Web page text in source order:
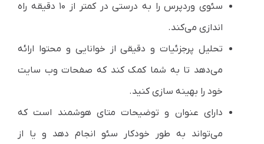
سئوی وردپرس را به درستی در کمتر از ۱۰ دقیقه راه
اندازی می‌کند.
تحلیل پرجزئیات و دقیقی از خوانایی و محتوا ارائه
می‌دهد تا به شما کمک کند که صفحات وب سایت
خود را بهینه سازی کنید.
دارای عنوان و توضیحات متای هوشمند است که
می‌تواند به طور خودکار سئو انجام دهد و یا از